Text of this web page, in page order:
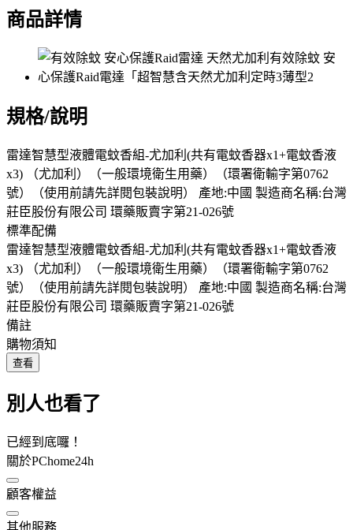
商品詳情
規格/說明
雷達智慧型液體電蚊香組-尤加利(共有電蚊香器x1+電蚊香液
x3) （尤加利）（一般環境衛生用藥）（環署衛輸字第0762
號）（使用前請先詳閱包裝說明） 產地:中國 製造商名稱:台灣
莊臣股份有限公司 環藥販賣字第21-026號
標準配備
雷達智慧型液體電蚊香組-尤加利(共有電蚊香器x1+電蚊香液
x3) （尤加利）（一般環境衛生用藥）（環署衛輸字第0762
號）（使用前請先詳閱包裝說明） 產地:中國 製造商名稱:台灣
莊臣股份有限公司 環藥販賣字第21-026號
備註
購物須知
查看
別人也看了
已經到底囉！
關於PChome24h
顧客權益
其他服務